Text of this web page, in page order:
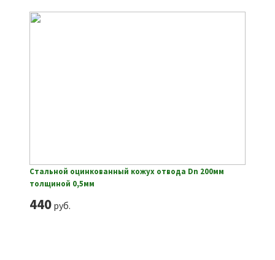
Стальной оцинкованный кожух отвода Dn 200мм
толщиной 0,5мм
440руб.